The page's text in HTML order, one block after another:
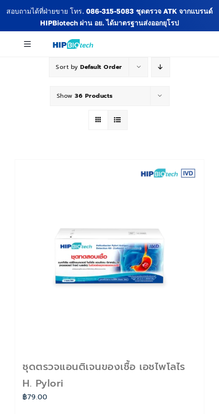
สอบถามได้ที่ฝ่ายขาย โทร. 086-315-5083 ชุดตรวจ ATK จากแบรนด์
HIPBiotech ผ่าน อย. ได้มาตรฐานส่งออกยุโรป
Toggle
Sort by Default Order
Show 36 Products
ชุดตรวจแอนติเจนของเชื้อ เอชไพโลไร
H. Pylori
฿79.00